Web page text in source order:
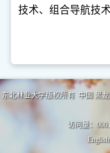
技术、组合导航技
东北林业大学版权所有 中国 黑
访问量：
English